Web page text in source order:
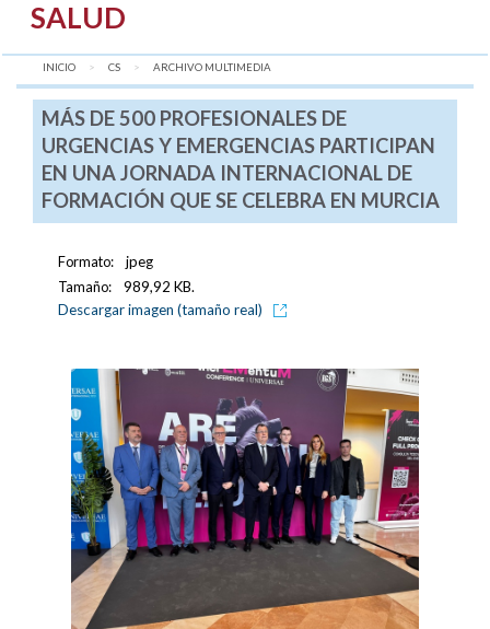
SALUD
INICIO CS AQUÍ:
ARCHIVO MULTIMEDIA
MÁS DE 500 PROFESIONALES DE
URGENCIAS Y EMERGENCIAS PARTICIPAN
EN UNA JORNADA INTERNACIONAL DE
FORMACIÓN QUE SE CELEBRA EN MURCIA
Formato:
jpeg
Tamaño:
989,92 KB.
Descargar imagen (tamaño real)